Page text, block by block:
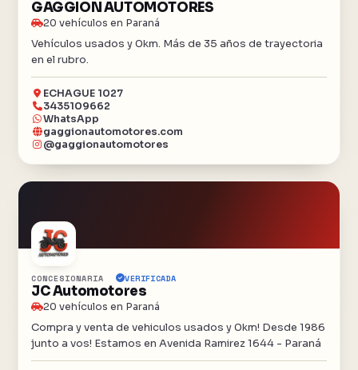
GAGGION AUTOMOTORES
20 vehículos en Paraná
Vehículos usados y 0km. Más de 35 años de trayectoria
en el rubro.
ECHAGUE 1027
3435109662
WhatsApp
gaggionautomotores.com
@gaggionautomotores
CONCESIONARIA VERIFICADA
JC Automotores
20 vehículos en Paraná
Compra y venta de vehiculos usados y 0km! Desde 1986
junto a vos! Estamos en Avenida Ramirez 1644 - Paraná